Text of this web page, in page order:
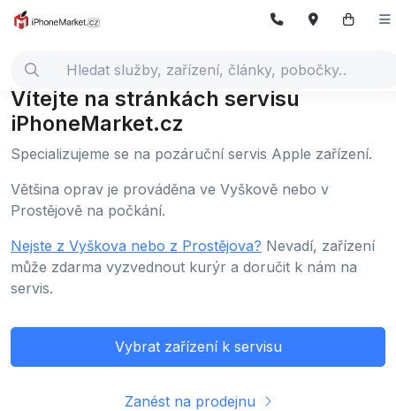
Vítejte na stránkách servisu
iPhoneMarket.cz
Specializujeme se na pozáruční servis Apple zařízení.
Většina oprav je prováděna ve Vyškově nebo v
Prostějově na počkání.
Nejste z Vyškova nebo z Prostějova? Nevadí, zařízení
může zdarma vyzvednout kurýr a doručit k nám na
servis.
Vybrat zařízení k servisu
Zanést na prodejnu